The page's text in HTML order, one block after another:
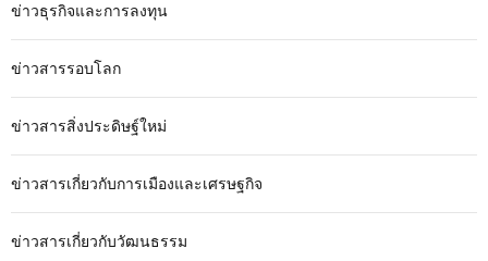
ข่าวธุรกิจและการลงทุน
ข่าวสารรอบโลก
ข่าวสารสิ่งประดิษฐ์ใหม่
ข่าวสารเกี่ยวกับการเมืองและเศรษฐกิจ
ข่าวสารเกี่ยวกับวัฒนธรรม